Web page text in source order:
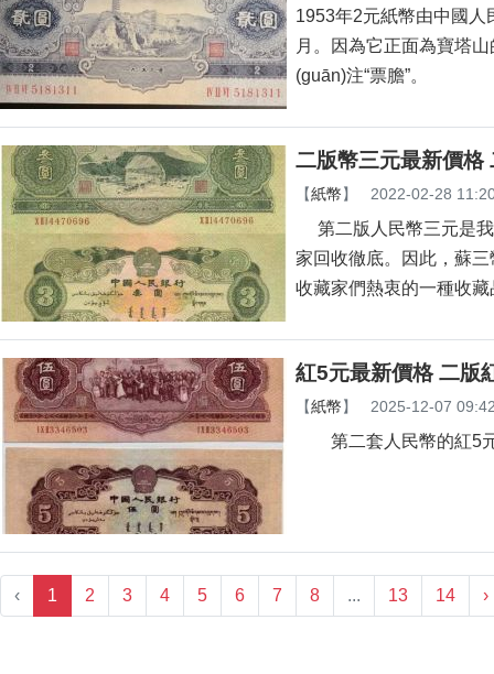
1953年2元紙幣由中國人
月。因為它正面為寶塔山
(guān)注“票膽”。
二版幣三元最新價格
【紙幣】 2022-02-28
第二版人民幣三元是我
家回收徹底。因此
收藏家們熱衷的一種收藏品
紅5元最新價格 二版
【紙幣】 2025-12-07
第二套人民幣的紅5元
‹ 1 2 3 4 5 6 7 8 ... 13 14 ›